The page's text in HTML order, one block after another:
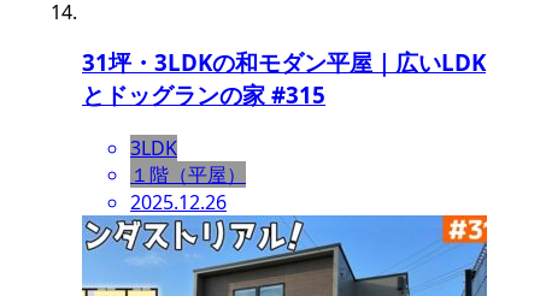
31坪・3LDKの和モダン平屋｜広いLDK
とドッグランの家 #315
3LDK
１階（平屋）
2025.12.26